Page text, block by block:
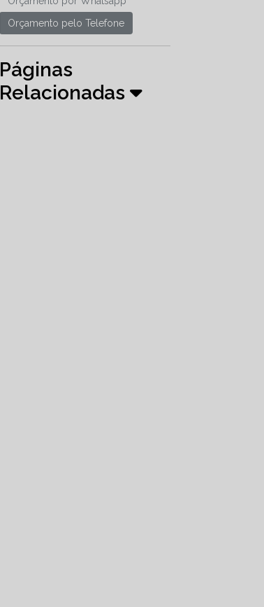
Orçamento pelo Telefone
Páginas
Relacionadas